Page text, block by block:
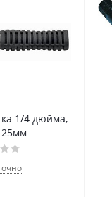
1/4 дюйма,